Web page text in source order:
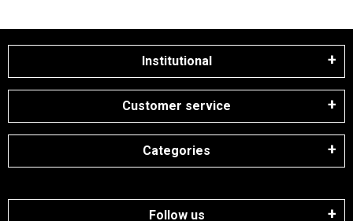
Institutional
Customer service
Categories
Follow us